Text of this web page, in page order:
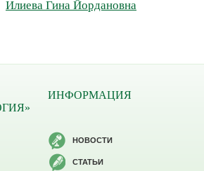
Илиева Гина Йордановна
ИНФОРМАЦИЯ
НОВОСТИ
СТАТЬИ